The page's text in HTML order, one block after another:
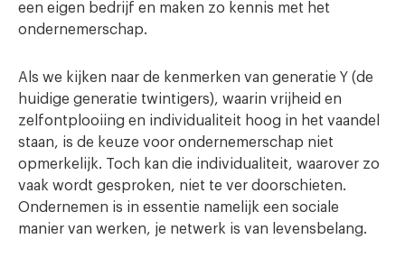
een eigen bedrijf en maken zo kennis met het
ondernemerschap.
Als we kijken naar de kenmerken van generatie Y (de
huidige generatie twintigers), waarin vrijheid en
zelfontplooiing en individualiteit hoog in het vaandel
staan, is de keuze voor ondernemerschap niet
opmerkelijk. Toch kan die individualiteit, waarover zo
vaak wordt gesproken, niet te ver doorschieten.
Ondernemen is in essentie namelijk een sociale
manier van werken, je netwerk is van levensbelang.